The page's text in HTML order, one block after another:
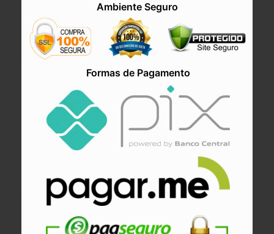
Ambiente Seguro
Formas de Pagamento